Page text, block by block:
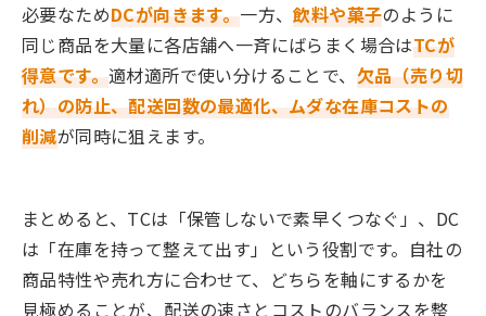
必要なためDCが向きます。一方、飲料や菓子のように
同じ商品を大量に各店舗へ一斉にばらまく場合はTCが
得意です。適材適所で使い分けることで、 欠品（売り切
れ）の防止、配送回数の最適化、ムダな在庫コストの
削減が同時に狙えます。
まとめると、TCは「保管しないで素早くつなぐ」、DC
は「在庫を持って整えて出す」という役割です。自社の
商品特性や売れ方に合わせて、どちらを軸にするかを
見極めることが、配送の速さとコストのバランスを整